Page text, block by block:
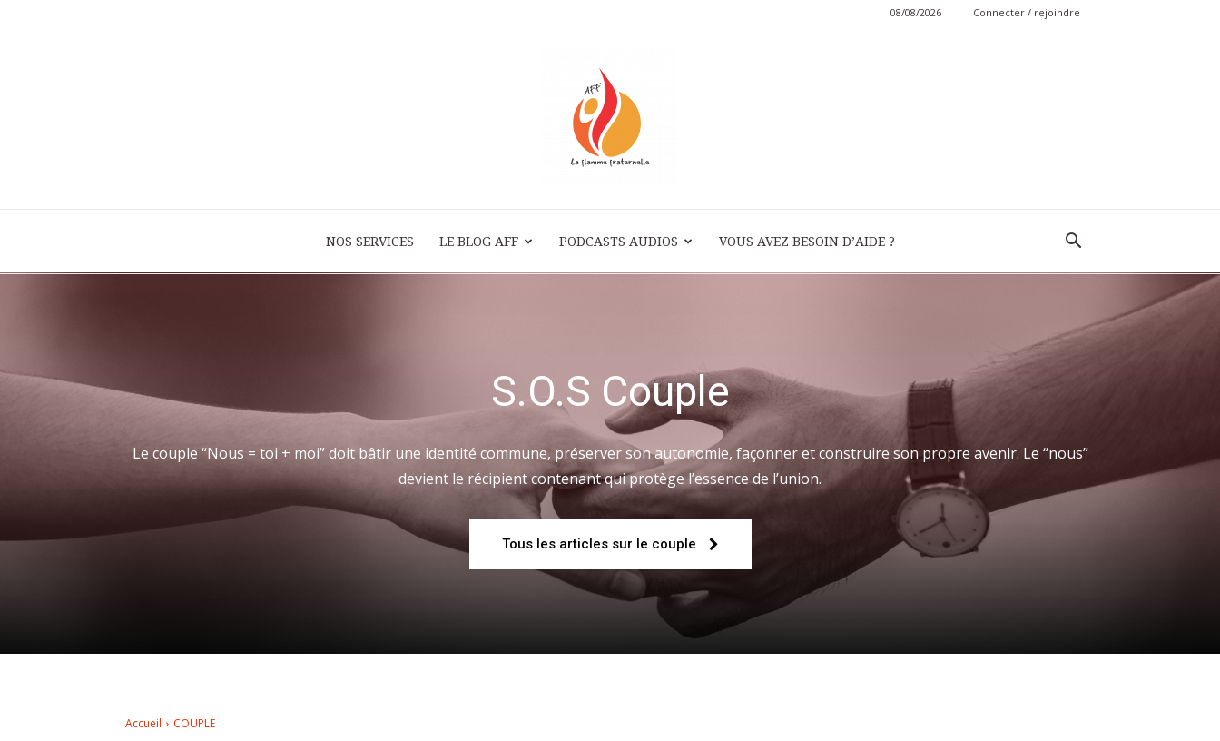
08/08/2026 Connecter / rejoindre
La
Fraternelle
–
NOS SERVICES LE BLOG AFF PODCASTS AUDIOS VOUS AVEZ BESOIN D’AIDE ?
S.O.S Couple
Le couple “Nous = toi + moi” doit bâtir une identité commune, préserver son autonomie, façonner et construire son propre avenir. Le “nous”
devient le récipient contenant qui protège l’essence de l’union.
Tous les articles sur le couple
Accueil COUPLE